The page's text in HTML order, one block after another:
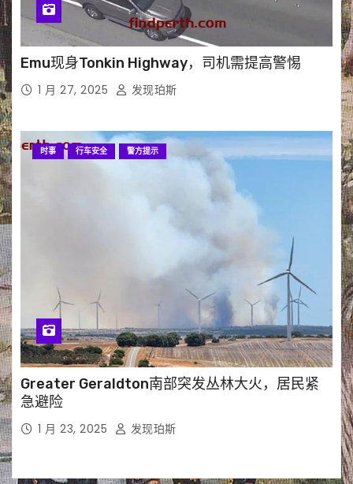
Emu现身Tonkin Highway，司机需提高警惕
1 月 27, 2025 发现珀斯
时事 行车安全 警方提示
Greater Geraldton南部突发丛林大火，居民紧
急避险
1 月 23, 2025 发现珀斯